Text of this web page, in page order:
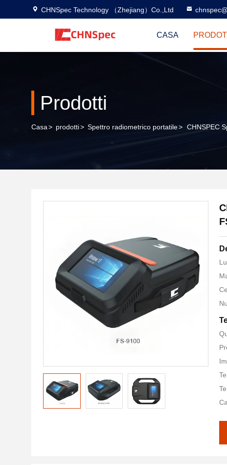
CHNSpec Technology （Zhejiang）Co.,Ltd
CASA
Prodotti
Casa> prodotti> Spettro radiometrico portatile> CHNSPEC